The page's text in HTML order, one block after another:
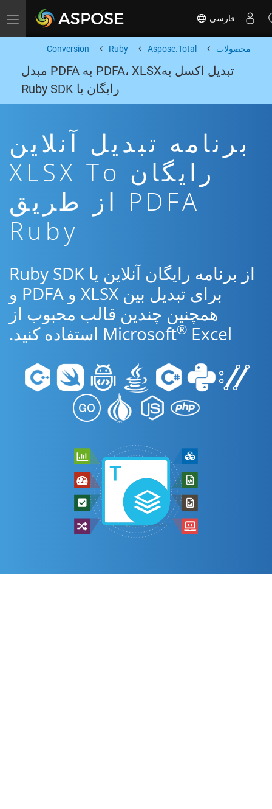
Toggle navigation فارسی
محصولات Aspose.Total
Ruby
Conversion
تبدیل اکسل بهPDFA، XLSX به PDFA مبدل
رایگان یا Ruby SDK
برنامه تبدیل آنلاین
رایگان XLSX To
PDFA از طریق
Ruby
از برنامه رایگان آنلاین یا Ruby SDK
برای تبدیل بین XLSX و PDFA و
همچنین چندین قالب محبوب از
Microsoft® Excel استفاده کنید.